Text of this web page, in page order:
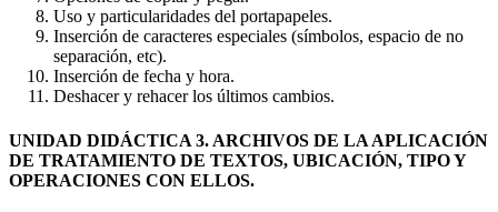
Uso y particularidades del portapapeles.
Inserción de caracteres especiales (símbolos, espacio de no
separación, etc).
Inserción de fecha y hora.
Deshacer y rehacer los últimos cambios.
UNIDAD DIDÁCTICA 3. ARCHIVOS DE LA APLICACIÓN
DE TRATAMIENTO DE TEXTOS, UBICACIÓN, TIPO Y
OPERACIONES CON ELLOS.